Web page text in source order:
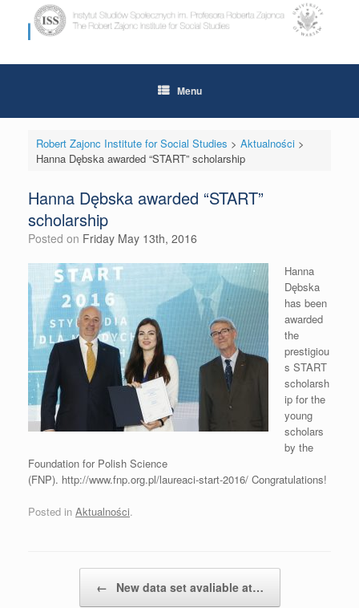
content
Menu
Robert Zajonc Institute for Social Studies > Aktualności>
Hanna Dębska awarded “START” scholarship
Hanna Dębska awarded “START”
scholarship
Posted on Friday May 13th, 2016
Hanna
Dębska
has been
awarded
the
prestigiou
s START
scholarsh
ip for the
young
scholars
by the
Foundation for Polish Science
(FNP). http://www.fnp.org.pl/laureaci-start-2016/ Congratulations!
Posted in Aktualności.
← New data set avaliable at…